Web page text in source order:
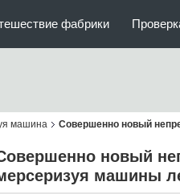
фабрики
машина Совершенно новый
новый
машины